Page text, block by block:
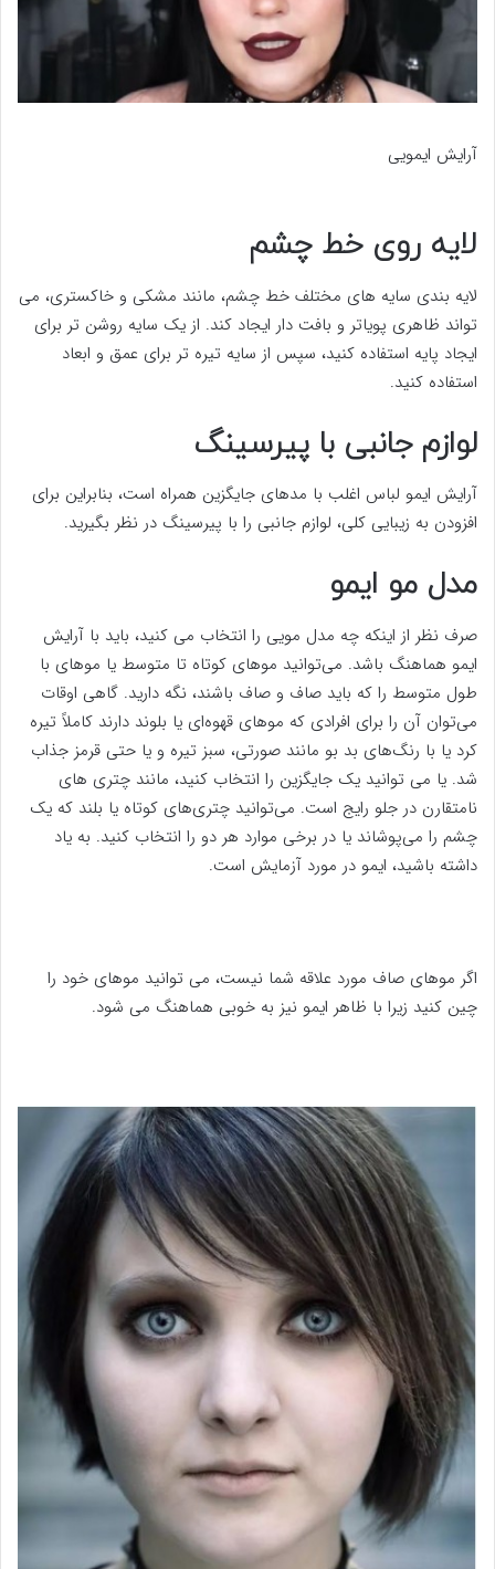
آرایش ایمویی
لایه روی خط چشم
لایه بندی سایه های مختلف خط چشم، مانند مشکی و خاکستری، می
تواند ظاهری پویاتر و بافت دار ایجاد کند. از یک سایه روشن تر برای
ایجاد پایه استفاده کنید، سپس از سایه تیره تر برای عمق و ابعاد
استفاده کنید.
لوازم جانبی با پیرسینگ
آرایش ایمو لباس اغلب با مدهای جایگزین همراه است، بنابراین برای
افزودن به زیبایی کلی، لوازم جانبی را با پیرسینگ در نظر بگیرید.
مدل مو ایمو
صرف نظر از اینکه چه مدل مویی را انتخاب می کنید، باید با آرایش
ایمو هماهنگ باشد. می‌توانید موهای کوتاه تا متوسط یا موهای با
طول متوسط را که باید صاف و صاف باشند، نگه دارید. گاهی اوقات
می‌توان آن را برای افرادی که موهای قهوه‌ای یا بلوند دارند کاملاً تیره
کرد یا با رنگ‌های بد بو مانند صورتی، سبز تیره و یا حتی قرمز جذاب
شد. یا می توانید یک جایگزین را انتخاب کنید، مانند چتری های
نامتقارن در جلو رایج است. می‌توانید چتری‌های کوتاه یا بلند که یک
چشم را می‌پوشاند یا در برخی موارد هر دو را انتخاب کنید. به یاد
داشته باشید، ایمو در مورد آزمایش است.
اگر موهای صاف مورد علاقه شما نیست، می توانید موهای خود را
چین کنید زیرا با ظاهر ایمو نیز به خوبی هماهنگ می شود.